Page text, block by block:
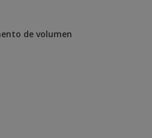
de volumen